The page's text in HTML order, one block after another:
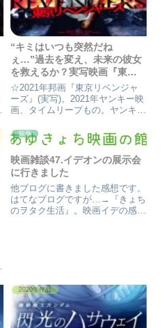
“キミはいつも突然だね
ぇ…”過去を変え、未来の彼女
を救えるか？実写映画『東京
リベンジャーズ』(ネタバレ)感
想
☆2021年邦画『東京リベンジャ
ーズ』(実写)。2021年ヤンキー映
画、タイムリープもの。ヤンキー
のか…？過去を変え未来を生きた
い花垣武道の物語。北村匠海主演
映画にして唯一無二の卍會を生み
出した恋愛もある映画。
映画
映画雑談47.イデオンの展示会
に行きました
他ブログに書きました感想です。
はてなブログですが…→『きょち
のヲタク生活』。映画イデの感想
2020年作品